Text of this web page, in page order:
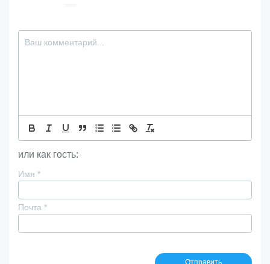
или как гость:
Имя *
Почта *